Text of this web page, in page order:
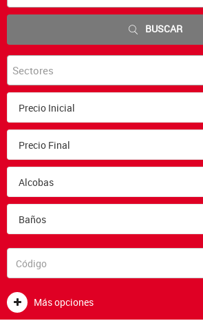
BUSCAR
Sectores
Más opciones